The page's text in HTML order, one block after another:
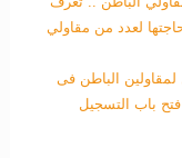
لعدد من مقاولي
الباطن فى
باب التسجيل